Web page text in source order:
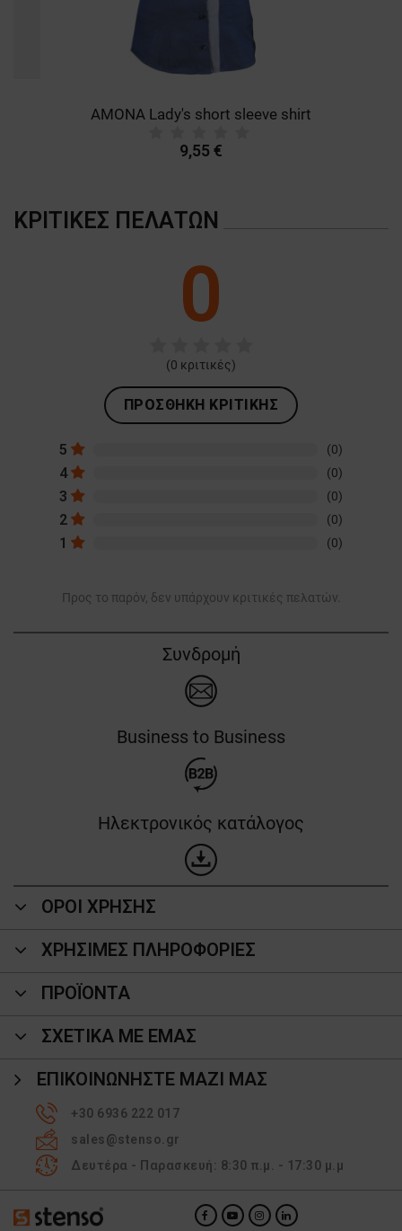
AMONA Lady's short sleeve shirt
9,55 €
ΚΡΙΤΙΚΈΣ ΠΕΛΑΤΏΝ
0
(0 κριτικές)
ΠΡΟΣΘΉΚΗ ΚΡΙΤΙΚΉΣ
5 (0)
4 (0)
3 (0)
2 (0)
1 (0)
Προς το παρόν, δεν υπάρχουν κριτικές πελατών.
Συνδρομή
Business to Business
Ηλεκτρονικός κατάλογος
ΟΡΟΙ ΧΡΗΣΗΣ
ΧΡΗΣΙΜΕΣ ΠΛΗΡΟΦΟΡΙΕΣ
ΠΡΟΪΌΝΤΑ
ΣΧΕΤΙΚΑ ΜΕ ΕΜΑΣ
ΕΠΙΚΟΙΝΩΝΉΣΤΕ ΜΑΖΊ ΜΑΣ
+30 6936 222 017
sales@stenso.gr
Δευτέρα - Παρασκευή: 8:30 π.μ. - 17:30 μ.μ